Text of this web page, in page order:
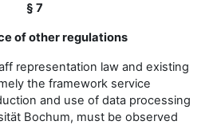
§ 7
of other regulations
representation law and existing
the framework service
and use of data processing
Bochum, must be observed